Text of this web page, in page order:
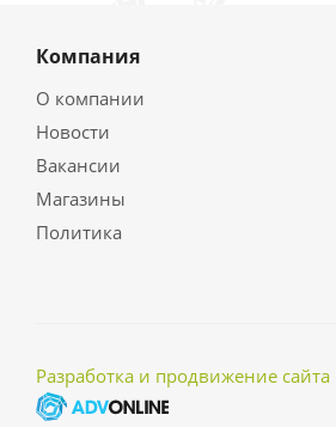
Компания
О компании
Новости
Вакансии
Магазины
Политика
Разработка и продвижение сайта